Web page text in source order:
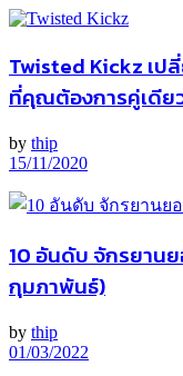
Twisted Kickz เป
ที่คุณต้องการคู่เดีย
by thip
15/11/2020
10 อันดับ จักรยาน
กุมภาพันธ์)
by thip
01/03/2022